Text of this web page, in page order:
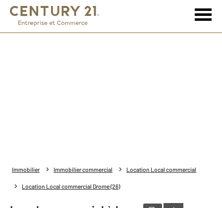
Immobilier Immobilier commercial Location Local commercial
Location Local commercial Drome (26)